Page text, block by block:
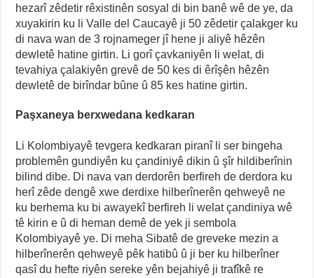
hezarî zêdetir rêxistinên sosyal di bin banê wê de ye, da
xuyakirin ku li Valle del Caucayê ji 50 zêdetir çalakger ku
di nava wan de 3 rojnameger jî hene ji aliyê hêzên
dewletê hatine girtin. Li gorî çavkaniyên li welat, di
tevahiya çalakiyên grevê de 50 kes di êrîşên hêzên
dewletê de birîndar bûne û 85 kes hatine girtin.
Paşxaneya berxwedana kedkaran
Li Kolombiyayê tevgera kedkaran piranî li ser bingeha
problemên gundiyên ku çandiniyê dikin û şîr hildiberînin
bilind dibe. Di nava van derdorên berfireh de derdora ku
herî zêde dengê xwe derdixe hilberînerên qehweyê ne
ku berhema ku bi awayekî berfireh li welat çandiniya wê
tê kirin e û di heman demê de yek ji sembola
Kolombiyayê ye. Di meha Sibatê de greveke mezin a
hilberînerên qehweyê pêk hatibû û ji ber ku hilberîner
qasî du hefte riyên sereke yên bejahiyê ji trafîkê re